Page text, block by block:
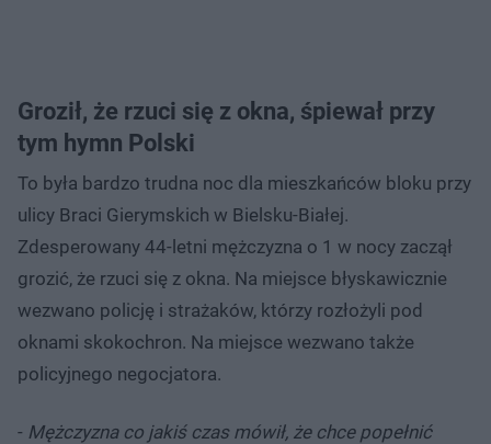
Groził, że rzuci się z okna, śpiewał przy
tym hymn Polski
To była bardzo trudna noc dla mieszkańców bloku przy
ulicy Braci Gierymskich w Bielsku-Białej.
Zdesperowany 44-letni mężczyzna o 1 w nocy zaczął
grozić, że rzuci się z okna. Na miejsce błyskawicznie
wezwano policję i strażaków, którzy rozłożyli pod
oknami skokochron. Na miejsce wezwano także
policyjnego negocjatora.
- Mężczyzna co jakiś czas mówił, że chce popełnić